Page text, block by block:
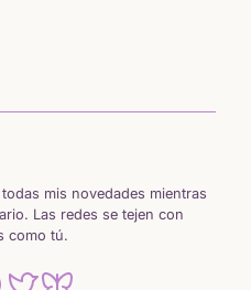
mis novedades mientras
Las redes se tejen con
como tú.